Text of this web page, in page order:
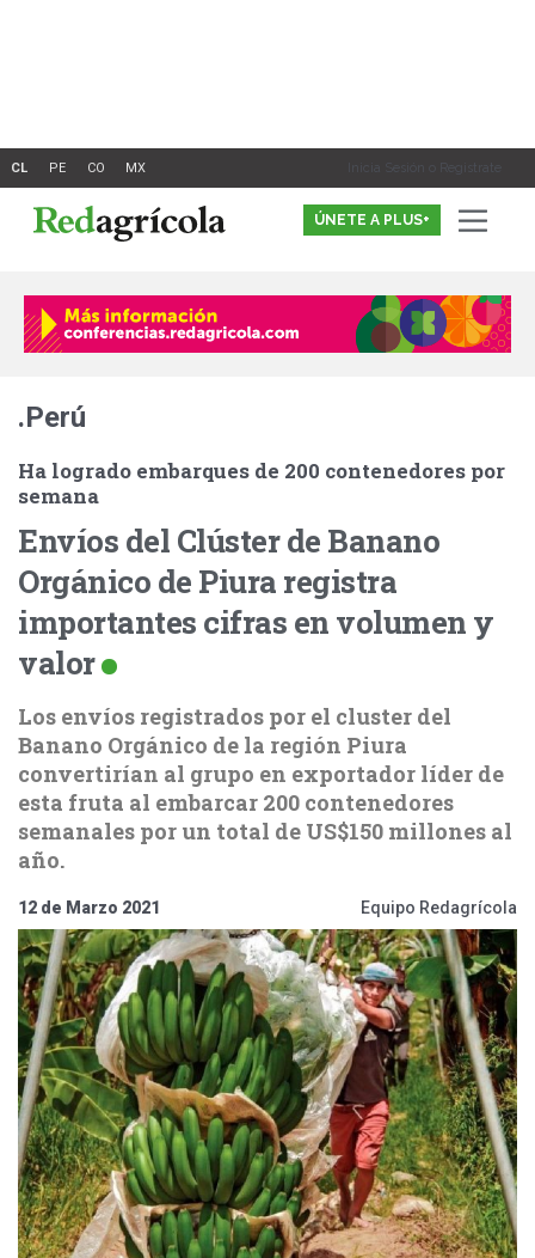
Inicia Sesión o Registrate
ÚNETE A PLUS+
.Perú
Ha logrado embarques de 200 contenedores por
semana
Envíos del Clúster de Banano
Orgánico de Piura registra
importantes cifras en volumen y
valor
Los envíos registrados por el cluster del
Banano Orgánico de la región Piura
convertirían al grupo en exportador líder de
esta fruta al embarcar 200 contenedores
semanales por un total de US$150 millones al
año.
12 de Marzo 2021 Equipo Redagrícola